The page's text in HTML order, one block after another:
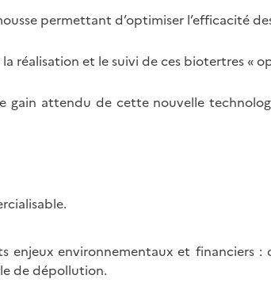
permettant d’optimiser l’efficacité
réalisation et le suivi de ces biotertres «
gain attendu de cette nouvelle
enjeux environnementaux et financiers :
de dépollution.